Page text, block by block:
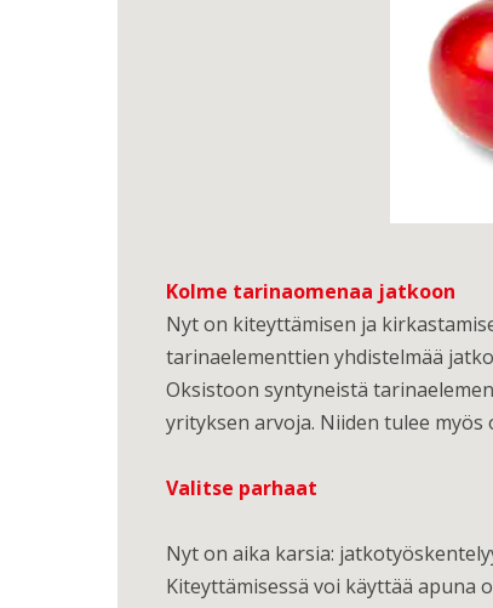
Kolme tarinaomenaa jatkoon
Nyt on kiteyttämisen ja
tarinaelementtien yhdistelmää
Oksistoon syntyneistä
yrityksen arvoja. Niiden tulee
Valitse parhaat
Nyt on aika karsia:
Kiteyttämisessä voi käyttää apuna